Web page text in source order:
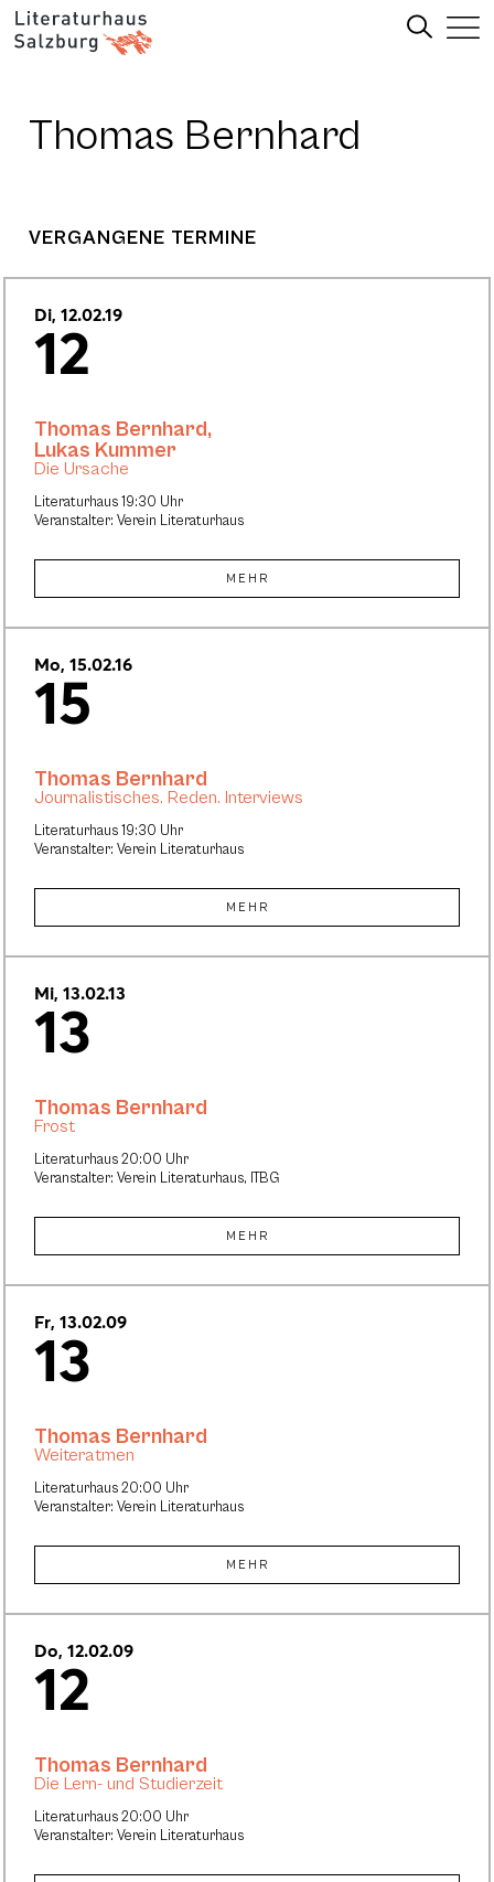
Thomas Bernhard
VERGANGENE TERMINE
Di, 12.02.19
12
Literaturhaus 19:30 Uhr
Veranstalter: Verein Literaturhaus
Thomas Bernhard,
Lukas Kummer
Die Ursache
MEHR
Mo, 15.02.16
15
Literaturhaus 19:30 Uhr
Veranstalter: Verein Literaturhaus
Thomas Bernhard
Journalistisches. Reden. Interviews
MEHR
Mi, 13.02.13
13
Literaturhaus 20:00 Uhr
Veranstalter: Verein Literaturhaus, ITBG
Thomas Bernhard
Frost
MEHR
Fr, 13.02.09
13
Literaturhaus 20:00 Uhr
Veranstalter: Verein Literaturhaus
Thomas Bernhard
Weiteratmen
MEHR
Do, 12.02.09
12
Literaturhaus 20:00 Uhr
Veranstalter: Verein Literaturhaus
Thomas Bernhard
Die Lern- und Studierzeit